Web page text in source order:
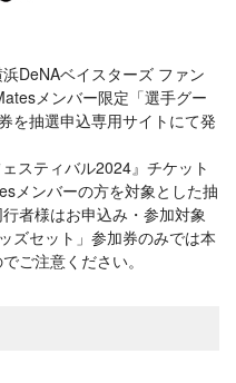
DeNAベイスターズ ファン
メンバー限定「選手グー
を抽選申込専用サイトにて発
スティバル2024』チケット
メンバーの方を対象とした抽
者様はお申込み・参加対象
ズセット」参加券のみでは本
ご注意ください。